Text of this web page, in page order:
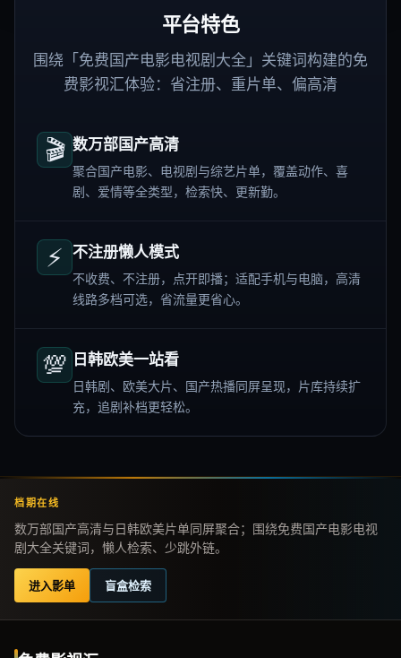
平台特色
围绕「免费国产电影电视剧大全」关键词构建的免
费影视汇体验：省注册、重片单、偏高清
🎬 数万部国产高清
聚合国产电影、电视剧与综艺片单，覆盖动作、喜
剧、爱情等全类型，检索快、更新勤。
⚡ 不注册懒人模式
不收费、不注册，点开即播；适配手机与电脑，高清
线路多档可选，省流量更省心。
💯 日韩欧美一站看
日韩剧、欧美大片、国产热播同屏呈现，片库持续扩
充，追剧补档更轻松。
档期在线
数万部国产高清与日韩欧美片单同屏聚合；围绕免费国产电影电视
剧大全关键词，懒人检索、少跳外链。
进入影单 盲盒检索